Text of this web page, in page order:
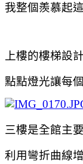
我整個羨慕起
上樓的樓梯設
點點燈光讓每
三樓是全館主
利用彎折曲線